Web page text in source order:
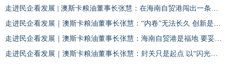
走进民企看发展 | 澳斯卡粮油董事长张慧：在海南自贸港闯出一条路来
走进民企看发展｜澳斯卡粮油董事长张慧：“内卷”无法长久 创新是企业发展核心动力
走进民企看发展｜澳斯卡粮油董事长张慧：海南自贸港是福地 要妥妥地抓住机会
走进民企看发展｜澳斯卡粮油董事长张慧：封关只是起点 以“闪光点”为自贸港闯路